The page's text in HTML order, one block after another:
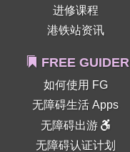
进修课程
港铁站资讯
FREE GUIDER
如何使用 FG
无障碍生活 Apps
无障碍出游
无障碍认证计划